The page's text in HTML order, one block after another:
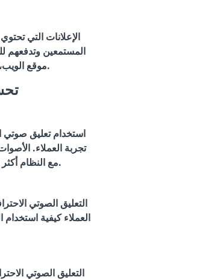
الإعلانات التي
المستمعين وتدفعهم
موقع الويب، الاتصال بخدمة العملاء، أو زيارة المتجر.
2.
استخدام تعليق
تجربة العملاء.
مع النظام أكثر سهولة وسلاسة، مما يعزز من رضا العملاء.
التعليق الصوتي
العملاء كيفية
التعليق الصوتي